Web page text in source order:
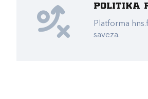
Politika
Platforma
saveza.